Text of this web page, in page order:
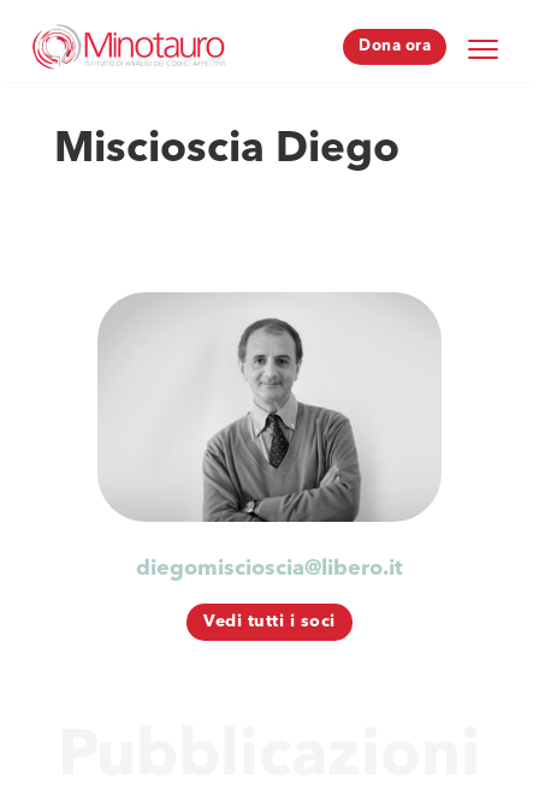
Dona ora
Dona ora
Miscioscia Diego
diegomiscioscia@libero.it
Vedi tutti i soci